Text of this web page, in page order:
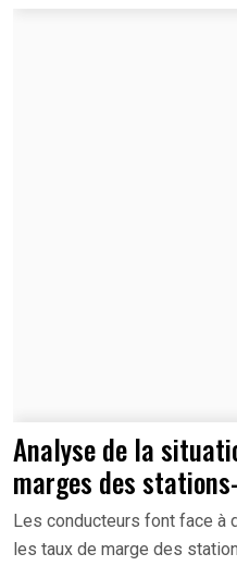
Analyse de la
marges des
Les conducteurs font face à
les taux de marge des